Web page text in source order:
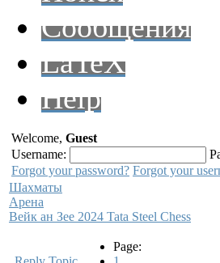
Сообщения
LaTeX
Help
Welcome, Guest
Username:
Forgot your password? Forgot your
Шахматы
Арена
Вейк ан Зее 2024 Tata Steel Chess
Page: